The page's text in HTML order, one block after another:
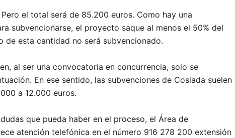
el total será de 85.200 euros. Como hay una
subvencionarse, el proyecto saque al menos el 50% del
de esta cantidad no será subvencionado.
al ser una convocatoria en concurrencia, solo se
En ese sentido, las subvenciones de Coslada suelen
a 12.000 euros.
que pueda haber en el proceso, el Área de
atención telefónica en el número 916 278 200 extensión